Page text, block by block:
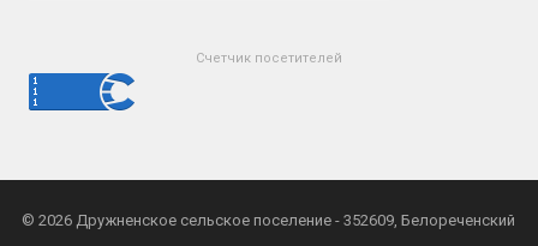
Счетчик посетителей
© 2026 Дружненское сельское поселение - 352609, Белореченский